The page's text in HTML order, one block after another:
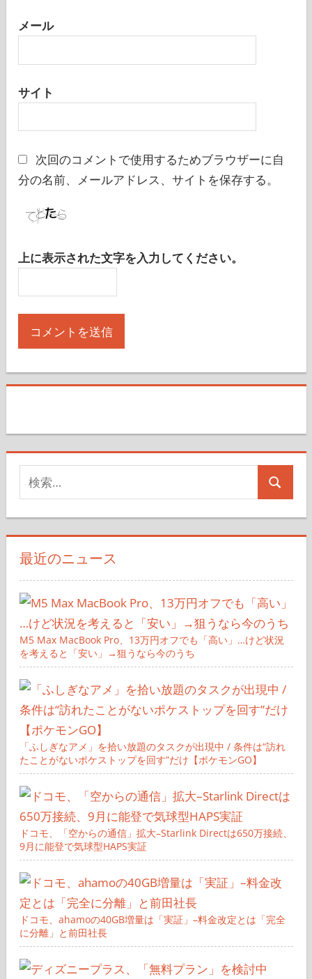
メール
サイト
次回のコメントで使用するためブラウザーに自
分の名前、メールアドレス、サイトを保存する。
上に表示された文字を入力してください。
索
対
象:
検
最近のニュース
M5 Max MacBook Pro、13万円オフでも「高い」…けど状況
を考えると「安い」→狙うなら今のうち
「ふしぎなアメ」を拾い放題のタスクが出現中 / 条件は“訪れ
たことがないポケストップを回す”だけ【ポケモンGO】
ドコモ、「空からの通信」拡大–Starlink Directは650万接続、
9月に能登で気球型HAPS実証
ドコモ、ahamoの40GB増量は「実証」–料金改定とは「完全
に分離」と前田社長